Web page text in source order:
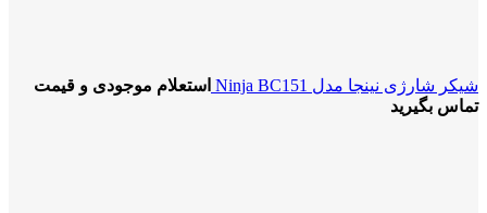
شیکر شارژی نینجا مدل Ninja BC151
استعلام موجودی و قیمت
تماس بگیرید